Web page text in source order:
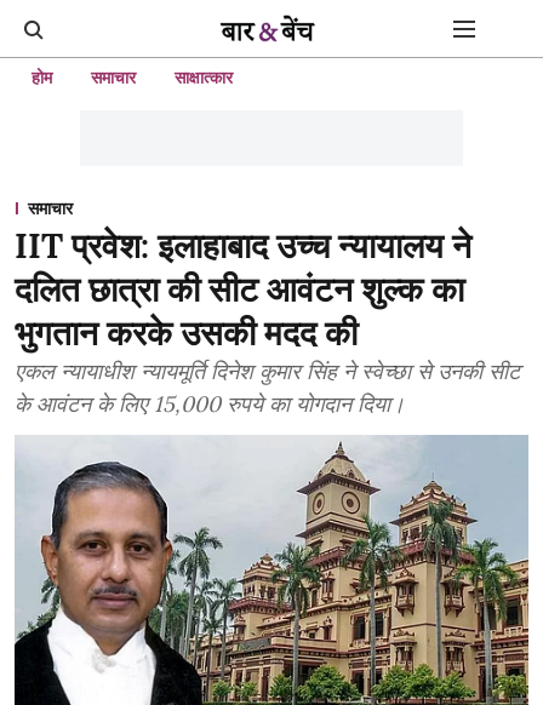
होम समाचार साक्षात्कार
समाचार
IIT प्रवेश: इलाहाबाद उच्च न्यायालय ने
दलित छात्रा की सीट आवंटन शुल्क का
भुगतान करके उसकी मदद की
एकल न्यायाधीश न्यायमूर्ति दिनेश कुमार सिंह ने स्वेच्छा से उनकी सीट
के आवंटन के लिए 15,000 रुपये का योगदान दिया।